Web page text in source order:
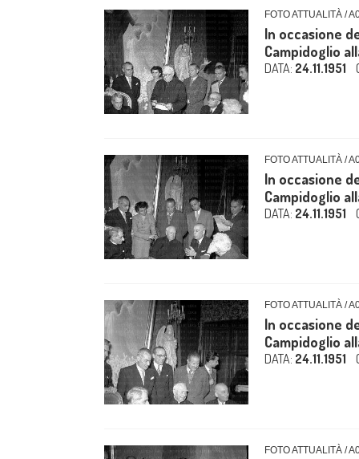
FOTO ATTUALITÀ /
In occasione
Campidoglio
DATA: 24.11.1951
FOTO ATTUALITÀ /
In occasione
Campidoglio
DATA: 24.11.1951
FOTO ATTUALITÀ /
In occasione
Campidoglio
DATA: 24.11.1951
FOTO ATTUALITÀ /